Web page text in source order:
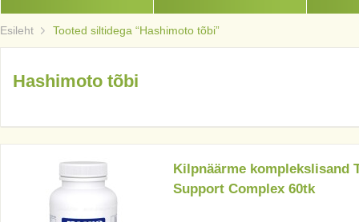
Esileht Tooted siltidega “Hashimoto tõbi”
Hashimoto tõbi
Kilpnäärme komplekslisand
Support Complex 60tk